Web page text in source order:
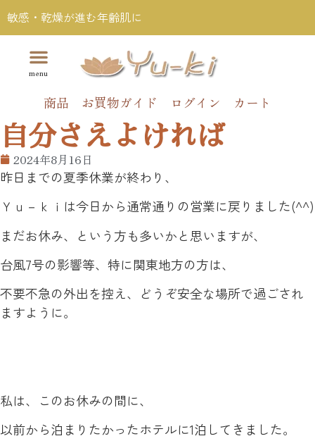
敏感・乾燥が進む年齢肌に
商品 お買物ガイド ログイン カート
自分さえよければ
2024年8月16日
昨日までの夏季休業が終わり、
Ｙｕ－ｋｉは今日から通常通りの営業に戻りました(^^)
まだお休み、という方も多いかと思いますが、
台風7号の影響等、特に関東地方の方は、
不要不急の外出を控え、どうぞ安全な場所で過ごされ
ますように。
私は、このお休みの間に、
以前から泊まりたかったホテルに1泊してきました。